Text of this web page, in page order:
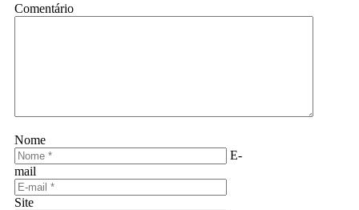
Comentário
Nome
E-
mail
Site